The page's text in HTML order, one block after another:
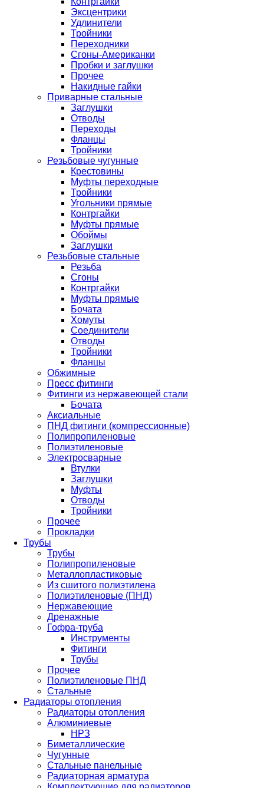
Эксцентрики
Удлинители
Тройники
Переходники
Сгоны-Американки
Пробки и заглушки
Прочее
Накидные гайки
Приварные стальные
Заглушки
Отводы
Переходы
Фланцы
Тройники
Резьбовые чугунные
Крестовины
Муфты переходные
Тройники
Угольники прямые
Контргайки
Муфты прямые
Обоймы
Заглушки
Резьбовые стальные
Резьба
Сгоны
Контргайки
Муфты прямые
Бочата
Хомуты
Соединители
Отводы
Тройники
Фланцы
Обжимные
Пресс фитинги
Фитинги из нержавеющей стали
Бочата
Аксиальные
ПНД фитинги (компрессионные)
Полипропиленовые
Полиэтиленовые
Электросварные
Втулки
Заглушки
Муфты
Отводы
Тройники
Прочее
Прокладки
Трубы
Трубы
Полипропиленовые
Металлопластиковые
Из сшитого полиэтилена
Полиэтиленовые (ПНД)
Нержавеющие
Дренажные
Гофра-труба
Инструменты
Фитинги
Трубы
Прочее
Полиэтиленовые ПНД
Стальные
Радиаторы отопления
Радиаторы отопления
Алюминиевые
НРЗ
Биметаллические
Чугунные
Стальные панельные
Радиаторная арматура